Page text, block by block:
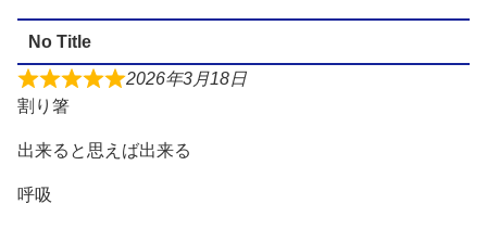
No Title
2026年3月18日
割り箸
出来ると思えば出来る
呼吸